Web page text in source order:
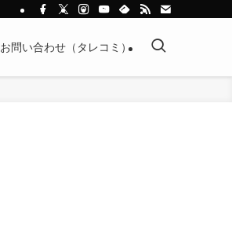
お問い合わせ（タレコミ）